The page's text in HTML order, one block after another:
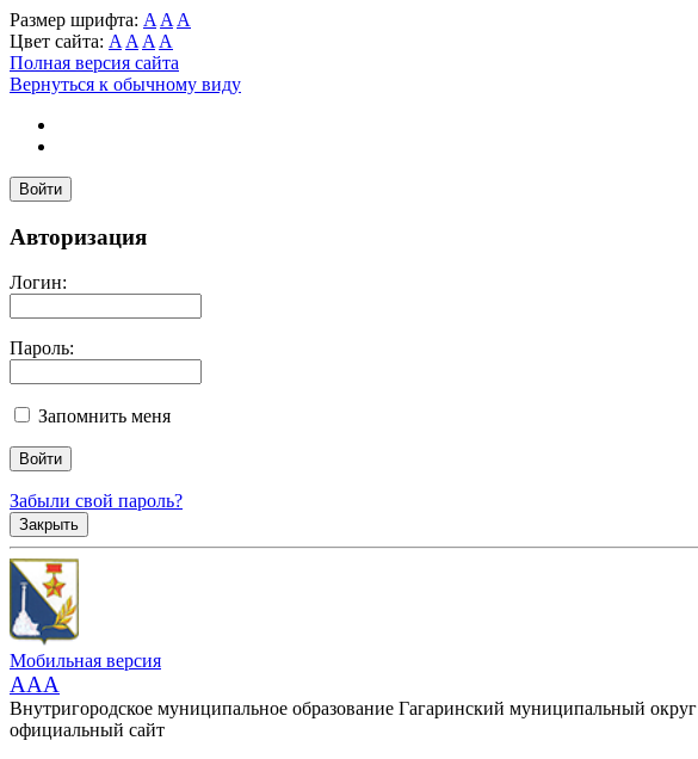
Размер шрифта: A A A
Цвет сайта: A A A A
Полная версия сайта
Вернуться к обычному виду
Войти
Авторизация
Логин:
Пароль:
Запомнить меня
Забыли свой пароль?
Закрыть
Мобильная версия
AAA
Внутригородское муниципальное образование Гагаринский муниципальный округ
официальный сайт